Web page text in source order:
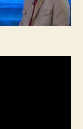
nichts
–